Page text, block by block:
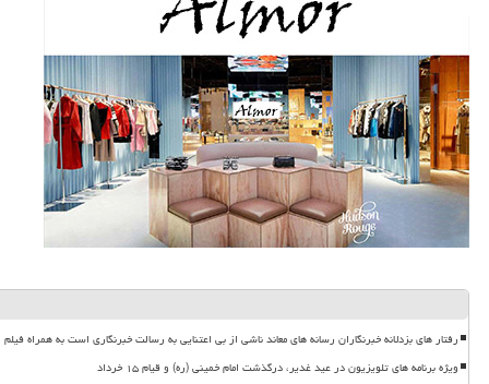
رفتار های بزدلانه خبرنگاران رسانه های معاند ناشی از بی اعتنایی به رسالت خبرنگاری است به همراه فیلم
ویژه برنامه های تلویزیون در عید غدیر، درگذشت امام خمینی (ره) و قیام ۱۵ خرداد